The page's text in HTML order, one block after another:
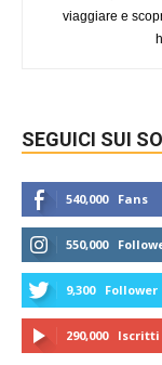
viaggiare e
SEGUICI SUI
540,000 Fans
550,000
9,300 Follower
290,000 Iscritti